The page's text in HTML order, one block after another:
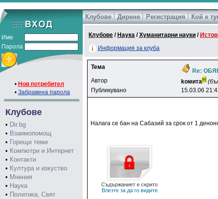
Games
Име
Парола
• Нов потребител
• Забравена парола
Клубове
• Dir.bg
• Взаимопомощ
• Горещи теми
• Компютри и Интернет
• Контакти
• Култура и изкуство
• Мнения
• Наука
• Политика, Свят
Клубове Дирене Регистрация Кой е
Клубове / Наука /Хуманитарни науки /
Информация за клуба
Тема
Re:
Автор
koмитa
Публикувано
15.03.06
Налага се бан на Сабазий за срок от 1
Съдържаниет е скрито
Влезте за да го видите